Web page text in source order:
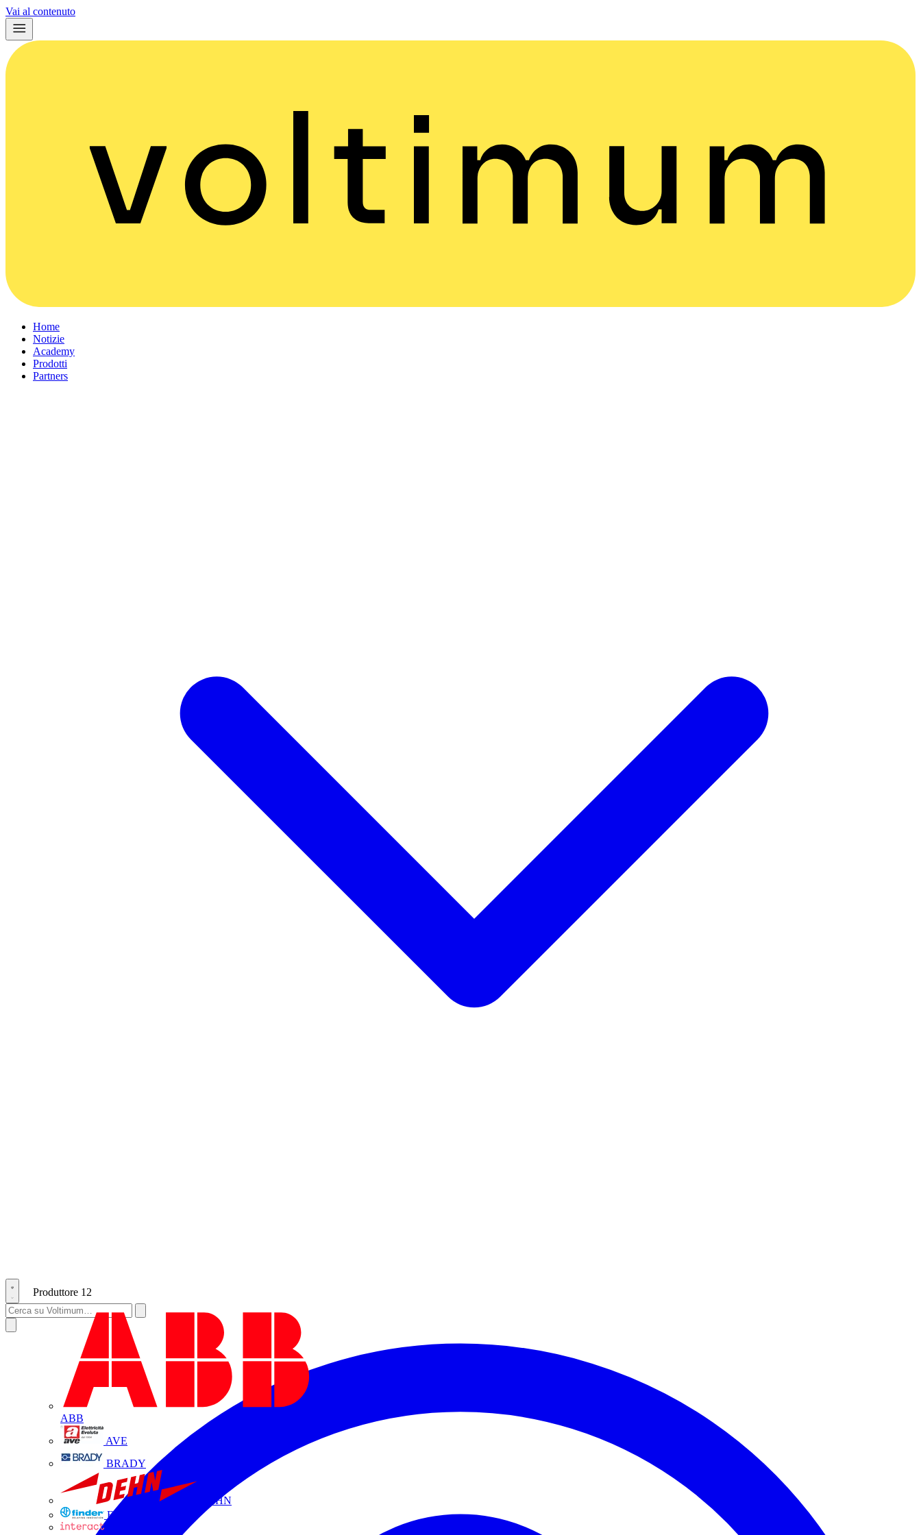
Vai al contenuto
Home
Notizie
Academy
Prodotti
Partners
Produttore 12
ABB
AVE
BRADY
DEHN
FINDER